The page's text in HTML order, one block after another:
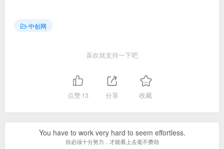
中创网
喜欢就支持一下吧
点赞13 分享 收藏
You have to work very hard to seem effortless.
你必须十分努力，才能看上去毫不费劲